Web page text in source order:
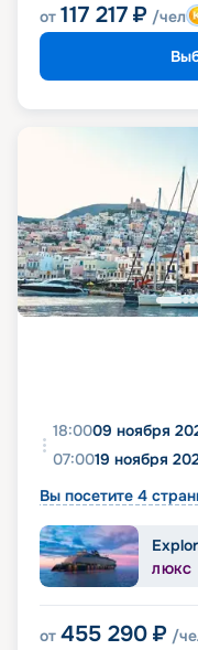
от 117 217 ₽ /чел
18:0009 ноября
07:0019 ноября
Вы посетите 4
ЛЮКС
от 455 290 ₽ /